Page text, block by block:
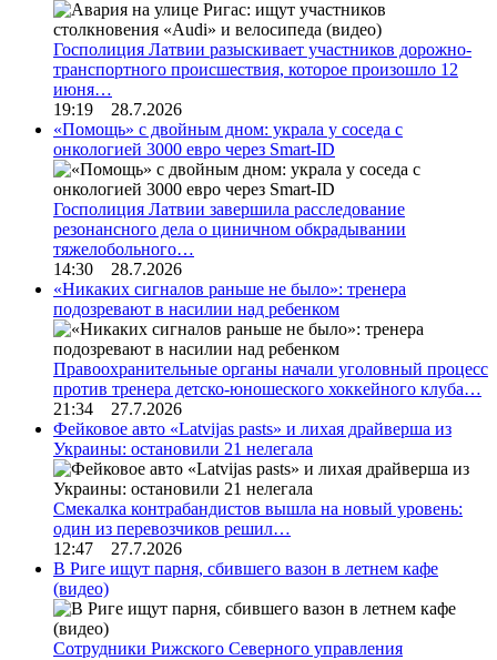
Госполиция Латвии разыскивает участников дорожно-
транспортного происшествия, которое произошло 12
июня…
19:19 28.7.2026
«Помощь» с двойным дном: украла у соседа с
онкологией 3000 евро через Smart-ID
Госполиция Латвии завершила расследование
резонансного дела о циничном обкрадывании
тяжелобольного…
14:30 28.7.2026
«Никаких сигналов раньше не было»: тренера
подозревают в насилии над ребенком
Правоохранительные органы начали уголовный процесс
против тренера детско-юношеского хоккейного клуба…
21:34 27.7.2026
Фейковое авто «Latvijas pasts» и лихая драйверша из
Украины: остановили 21 нелегала
Смекалка контрабандистов вышла на новый уровень:
один из перевозчиков решил…
12:47 27.7.2026
В Риге ищут парня, сбившего вазон в летнем кафе
(видео)
Сотрудники Рижского Северного управления